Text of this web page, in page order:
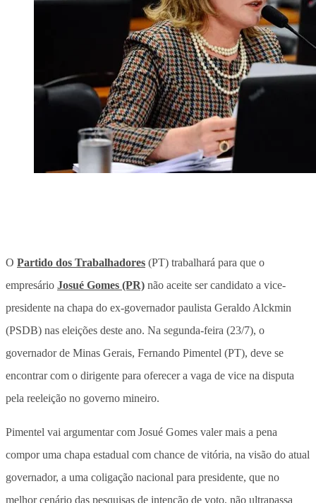
O Partido dos Trabalhadores (PT) trabalhará para que o
empresário Josué Gomes (PR) não aceite ser candidato a vice-
presidente na chapa do ex-governador paulista Geraldo Alckmin
(PSDB) nas eleições deste ano. Na segunda-feira (23/7), o
governador de Minas Gerais, Fernando Pimentel (PT), deve se
encontrar com o dirigente para oferecer a vaga de vice na disputa
pela reeleição no governo mineiro.
Pimentel vai argumentar com Josué Gomes valer mais a pena
compor uma chapa estadual com chance de vitória, na visão do atual
governador, a uma coligação nacional para presidente, que no
melhor cenário das pesquisas de intenção de voto, não ultrapassa